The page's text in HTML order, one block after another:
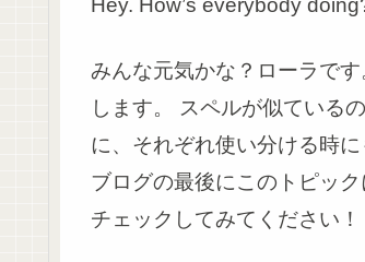
みんな元気かな？ローラです
します。
スペルが似ている
に、それぞれ使い分ける時
ブログの最後にこのトピッ
チェックしてみてください！